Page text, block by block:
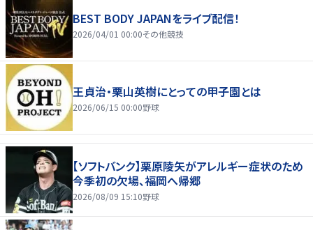
BEST BODY JAPANをライブ配信！
2026/04/01 00:00その他競技
王貞治・栗山英樹にとっての甲子園とは
2026/06/15 00:00野球
【ソフトバンク】栗原陵矢がアレルギー症状のため
今季初の欠場、福岡へ帰郷
2026/08/09 15:10野球